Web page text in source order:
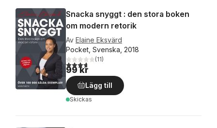
Snacka snyggt : den stora boken
om modern retorik
Av Elaine Eksvärd
Pocket, Svenska, 2018
3,7utav 5 stjärnor. Totalt antal röster:
(11)
99 kr
Lägg till
Skickas